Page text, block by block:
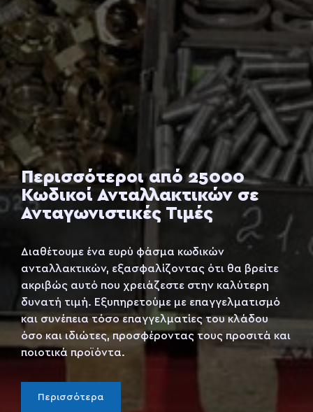
Περισσότεροι από 25000
Κωδικοί Ανταλλακτικών σε
Ανταγωνιστικές Τιμές
Διαθέτουμε ένα ευρύ φάσμα κωδικών
ανταλλακτικών, εξασφαλίζοντας ότι θα βρείτε
ακριβώς αυτό που χρειάζεστε στην καλύτερη
δυνατή τιμή. Εξυπηρετούμε με επαγγελματισμό
και συνέπεια τόσο επαγγελματίες του κλάδου
όσο και ιδιώτες, προσφέροντας τους προσιτά και
ποιοτικά προϊόντα.
Περισσότερα